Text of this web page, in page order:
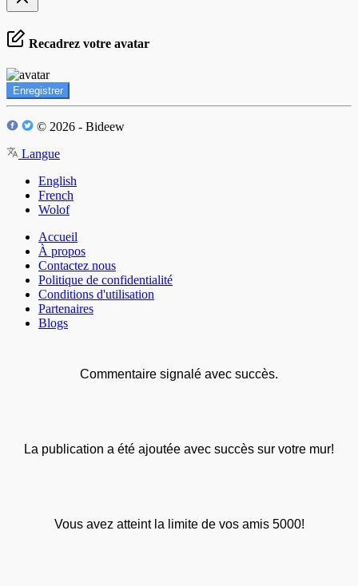
Recadrez votre avatar
Enregistrer
© 2026 - Bideew
Langue
English
French
Wolof
Accueil
À propos
Contactez nous
Politique de confidentialité
Conditions d'utilisation
Partenaires
Blogs
Commentaire signalé avec succès.
La publication a été ajoutée avec succès sur votre mur!
Vous avez atteint la limite de vos amis 5000!